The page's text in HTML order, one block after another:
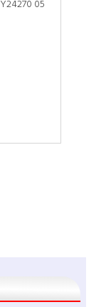
Y24270 05